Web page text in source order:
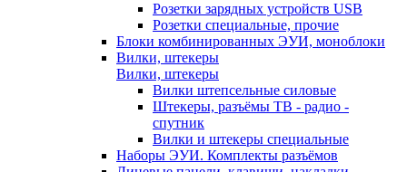
Розетки зарядных устройств USB
Розетки специальные, прочие
Блоки комбинированных ЭУИ, моноблоки
Вилки, штекеры
Вилки, штекеры
Вилки штепсельные силовые
Штекеры, разъёмы ТВ - радио -
спутник
Вилки и штекеры специальные
Наборы ЭУИ. Комплекты разъёмов